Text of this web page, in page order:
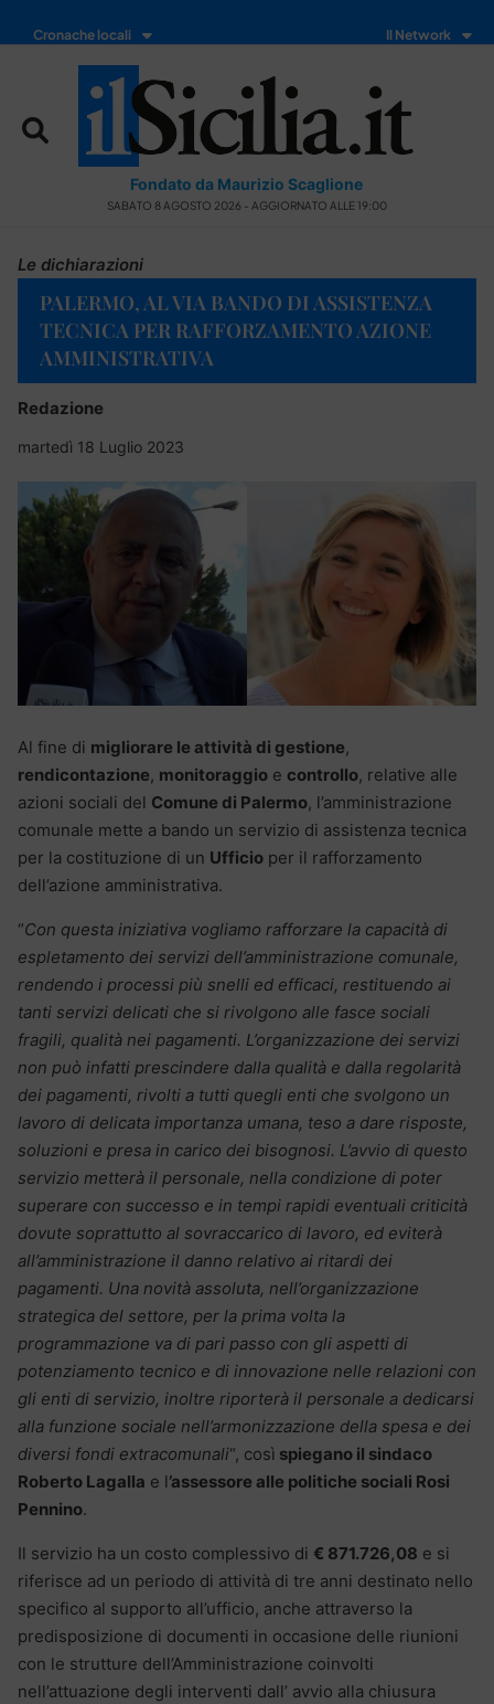
Cronache locali Il Network
Fondato da Maurizio Scaglione
SABATO 8 AGOSTO 2026 - AGGIORNATO ALLE 19:00
Le dichiarazioni
PALERMO, AL VIA BANDO DI ASSISTENZA
TECNICA PER RAFFORZAMENTO AZIONE
AMMINISTRATIVA
Redazione
martedì 18 Luglio 2023
Al fine di migliorare le attività di gestione,
rendicontazione, monitoraggio e controllo, relative alle
azioni sociali del Comune di Palermo, l’amministrazione
comunale mette a bando un servizio di assistenza tecnica
per la costituzione di un Ufficio per il rafforzamento
dell’azione amministrativa.
“Con questa iniziativa vogliamo rafforzare la capacità di
espletamento dei servizi dell’amministrazione comunale,
rendendo i processi più snelli ed efficaci, restituendo ai
tanti servizi delicati che si rivolgono alle fasce sociali
fragili, qualità nei pagamenti. L’organizzazione dei servizi
non può infatti prescindere dalla qualità e dalla regolarità
dei pagamenti, rivolti a tutti quegli enti che svolgono un
lavoro di delicata importanza umana, teso a dare risposte,
soluzioni e presa in carico dei bisognosi. L’avvio di questo
servizio metterà il personale, nella condizione di poter
superare con successo e in tempi rapidi eventuali criticità
dovute soprattutto al sovraccarico di lavoro, ed eviterà
all’amministrazione il danno relativo ai ritardi dei
pagamenti. Una novità assoluta, nell’organizzazione
strategica del settore, per la prima volta la
programmazione va di pari passo con gli aspetti di
potenziamento tecnico e di innovazione nelle relazioni con
gli enti di servizio, inoltre riporterà il personale a dedicarsi
alla funzione sociale nell’armonizzazione della spesa e dei
diversi fondi extracomunali“, così spiegano il sindaco
Roberto Lagalla e l’assessore alle politiche sociali Rosi
Pennino.
Il servizio ha un costo complessivo di € 871.726,08 e si
riferisce ad un periodo di attività di tre anni destinato nello
specifico al supporto all’ufficio, anche attraverso la
predisposizione di documenti in occasione delle riunioni
con le strutture dell’Amministrazione coinvolti
nell’attuazione degli interventi dall’ avvio alla chiusura